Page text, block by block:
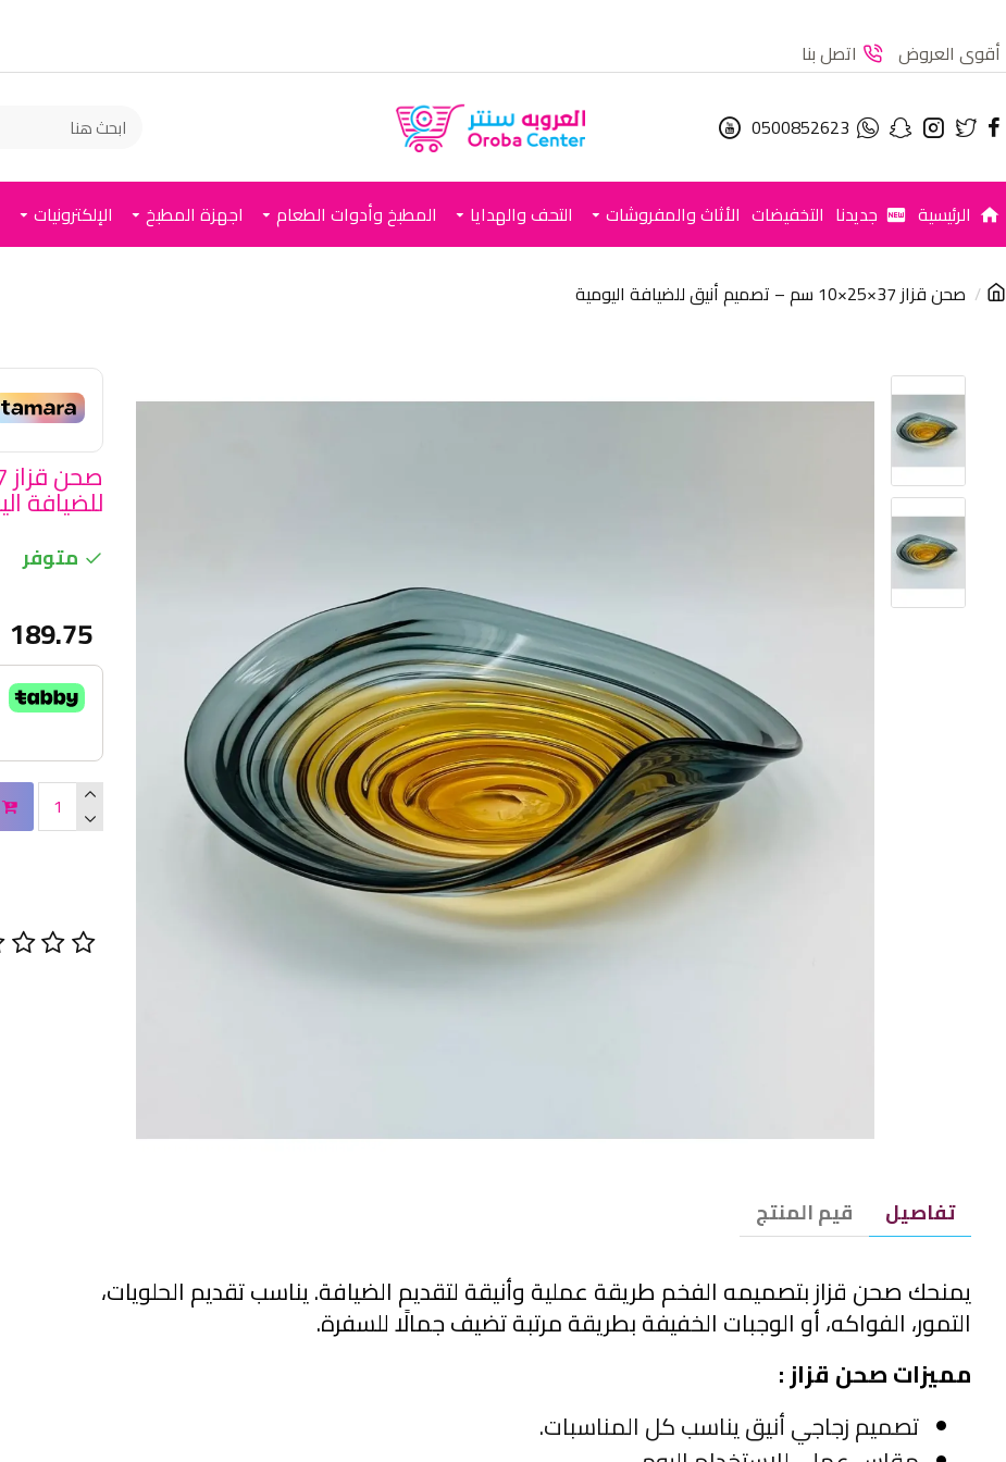
أقوى العروض اتصل بنا
0500852623
الرئيسية جديدنا التخفيضات الأثاث والمفروشات التحف والهدايا المطبخ وأدوات الطعام اجهزة المطبخ الإلكترونيات
صحن قزاز 37×25×10 سم – تصميم أنيق للضيافة اليومية
للضيافة
متوفر
189.75
تفاصيل قيم المنتج
التمور، الفواكه، أو الوجبات الخفيفة بطريقة مرتبة تضيف جمالًا للسفرة.
مميزات صحن قزاز :
تصميم زجاجي أنيق يناسب كل المناسبات.